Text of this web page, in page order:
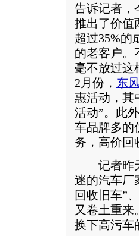
告诉记者，
推出了价值
超过35%的
的老客户。
毫不放过这
2月份， 东
惠活动，其
活动”。此
车品牌多的
务，高价回
记者昨天
迷的汽车厂
回收旧车”
又卷土重
换下高污车